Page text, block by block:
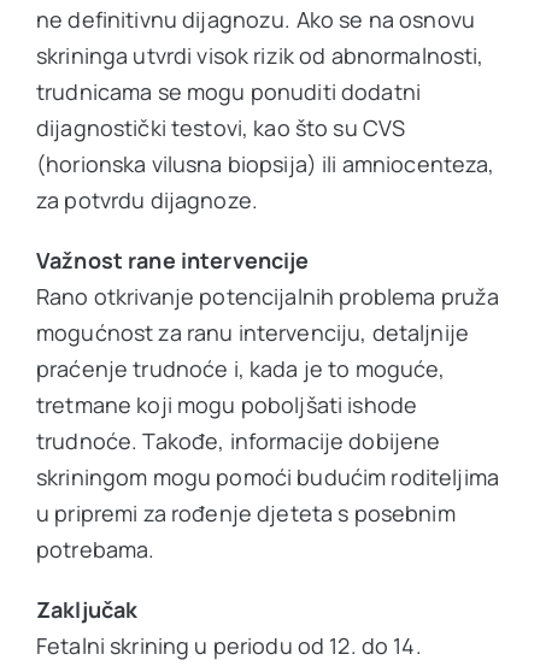
ne definitivnu dijagnozu. Ako se na osnovu
skrininga utvrdi visok rizik od abnormalnosti,
trudnicama se mogu ponuditi dodatni
dijagnostički testovi, kao što su CVS
(horionska vilusna biopsija) ili amniocenteza,
za potvrdu dijagnoze.
Važnost rane intervencije
Rano otkrivanje potencijalnih problema pruža
mogućnost za ranu intervenciju, detaljnije
praćenje trudnoće i, kada je to moguće,
tretmane koji mogu poboljšati ishode
trudnoće. Takođe, informacije dobijene
skriningom mogu pomoći budućim roditeljima
u pripremi za rođenje djeteta s posebnim
potrebama.
Zaključak
Fetalni skrining u periodu od 12. do 14.